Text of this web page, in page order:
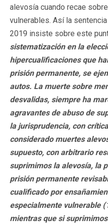
alevosía cuando recae
vulnerables. Así la
2019 insiste sobre este
sistematización en la
hipercualificaciones que
prisión permanente, se
autos. La muerte sobre
desvalidas, siempre ha
agravantes de abuso de
la jurisprudencia, con
considerado muertes
supuesto, con arbitrario
suprimimos la alevosía, la
prisión permanente
cualificado por
especialmente vulnerable
mientras que si